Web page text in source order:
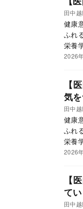
田中
健康
ふれ
栄養
「一
2026
【
気
田中
健康
ふれ
栄養
「一
2026
【
て
田中